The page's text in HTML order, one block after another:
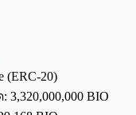
(ERC-20)
BIO